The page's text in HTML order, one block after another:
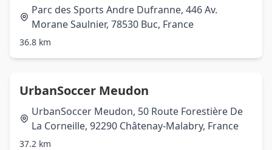
Parc des Sports Andre Dufranne, 446 Av.
Morane Saulnier, 78530 Buc, France
36.8 km
UrbanSoccer Meudon
UrbanSoccer Meudon, 50 Route Forestière De
La Corneille, 92290 Châtenay-Malabry, France
37.2 km